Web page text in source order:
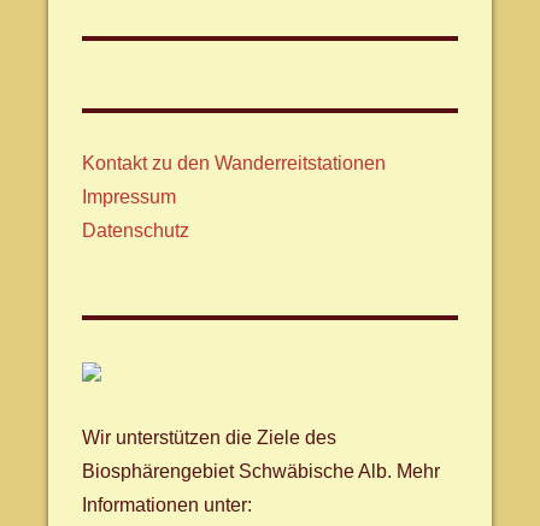
Kontakt zu den Wanderreitstationen
Impressum
Datenschutz
Wir unterstützen die Ziele des
Biosphärengebiet Schwäbische Alb. Mehr
Informationen unter: